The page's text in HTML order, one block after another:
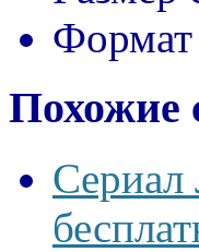
Формат
Похожие
Сериал